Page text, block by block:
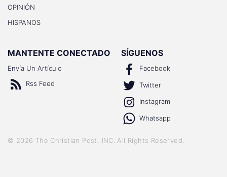
OPINIÓN
HISPANOS
MANTENTE CONECTADO
Envía Un Artículo
Rss Feed
SÍGUENOS
Facebook
Twitter
Instagram
Whatsapp
© 2026 The Christian Post, INC . All Rights Reserved.